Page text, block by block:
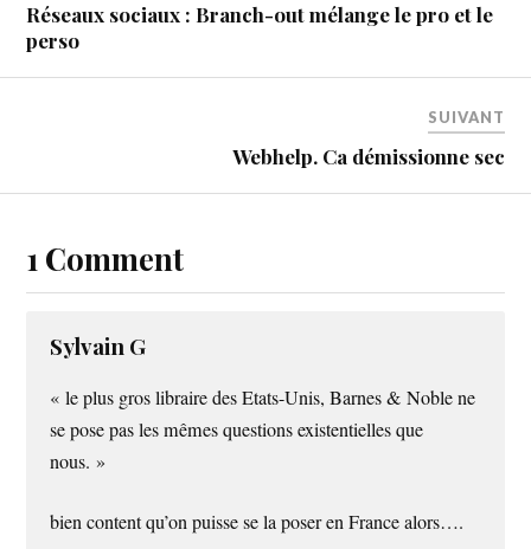
Réseaux sociaux : Branch-out mélange le pro et le
perso
SUIVANT
Webhelp. Ca démissionne sec
1 Comment
Sylvain G
« le plus gros libraire des Etats-Unis, Barnes & Noble ne
se pose pas les mêmes questions existentielles que
nous. »
bien content qu’on puisse se la poser en France alors….